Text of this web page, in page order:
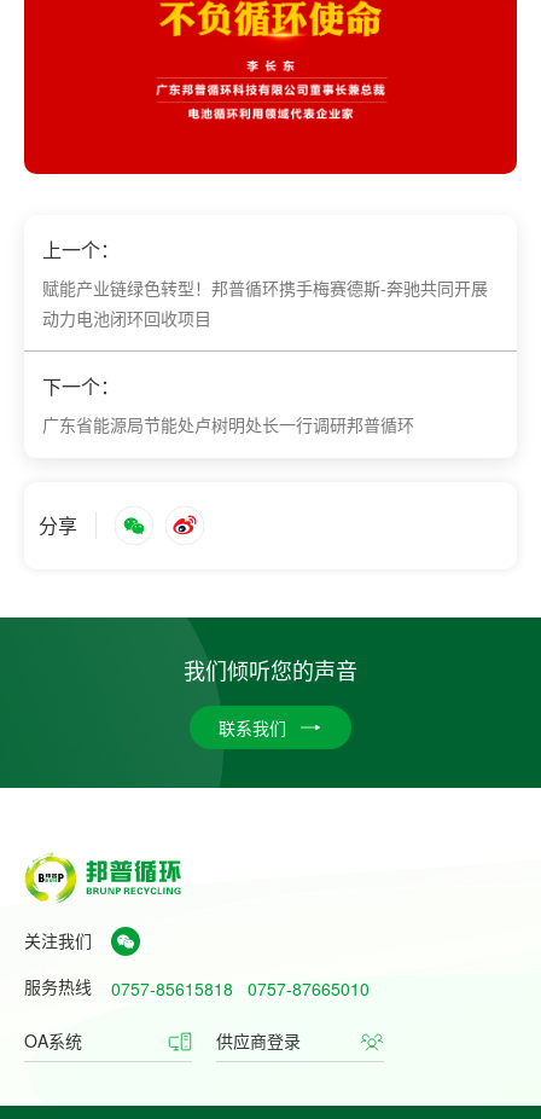
上一个：
赋能产业链绿色转型！邦普循环携手梅赛德斯-奔驰共同开展
动力电池闭环回收项目
下一个：
广东省能源局节能处卢树明处长一行调研邦普循环
分享
我们倾听您的声音
联系我们
关注我们
服务热线
0757-85615818 0757-87665010
OA系统 供应商登录